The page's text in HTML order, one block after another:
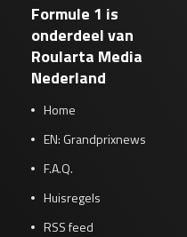
Formule 1 is
onderdeel van
Roularta Media
Nederland
Home
EN: Grandprixnews
F.A.Q.
Huisregels
RSS feed